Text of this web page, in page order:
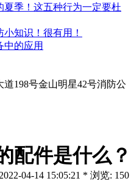
季！这五种行为一定要杜
知识！很有用！
中的应用
198号金山明星42号消防公
配件是什么？
04-14 15:05:21 * 浏览: 150